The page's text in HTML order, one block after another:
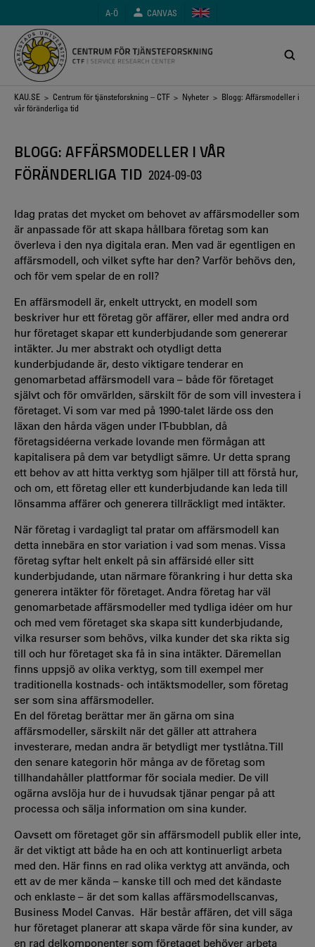
huvudinnehåll
A-Ö CANVAS
Länkstig
KAU.SE > Centrum för tjänsteforskning – CTF > Nyheter > Blogg: Affärsmodeller i
vår föränderliga tid
BLOGG: AFFÄRSMODELLER I VÅR
FÖRÄNDERLIGA TID 2024-09-03
Idag pratas det mycket om behovet av affärsmodeller som
är anpassade för att skapa hållbara företag som kan
överleva i den nya digitala eran. Men vad är egentligen en
affärsmodell, och vilket syfte har den? Varför behövs den,
och för vem spelar de en roll?
En affärsmodell är, enkelt uttryckt, en modell som
beskriver hur ett företag gör affärer, eller med andra ord
hur företaget skapar ett kunderbjudande som genererar
intäkter. Ju mer abstrakt och otydligt detta
kunderbjudande är, desto viktigare tenderar en
genomarbetad affärsmodell vara – både för företaget
självt och för omvärlden, särskilt för de som vill investera i
företaget. Vi som var med på 1990-talet lärde oss den
läxan den hårda vägen under IT-bubblan, då
företagsidéerna verkade lovande men förmågan att
kapitalisera på dem var betydligt sämre. Ur detta sprang
ett behov av att hitta verktyg som hjälper till att förstå hur,
och om, ett företag eller ett kunderbjudande kan leda till
lönsamma affärer och generera tillräckligt med intäkter.
När företag i vardagligt tal pratar om affärsmodell kan
detta innebära en stor variation i vad som menas. Vissa
företag syftar helt enkelt på sin affärsidé eller sitt
kunderbjudande, utan närmare förankring i hur detta ska
generera intäkter för företaget. Andra företag har väl
genomarbetade affärsmodeller med tydliga idéer om hur
och med vem företaget ska skapa sitt kunderbjudande,
vilka resurser som behövs, vilka kunder det ska rikta sig
till och hur företaget ska få in sina intäkter. Däremellan
finns uppsjö av olika verktyg, som till exempel mer
traditionella kostnads- och intäktsmodeller, som företag
ser som sina affärsmodeller.
En del företag berättar mer än gärna om sina
affärsmodeller, särskilt när det gäller att attrahera
investerare, medan andra är betydligt mer tystlåtna. Till
den senare kategorin hör många av de företag som
tillhandahåller plattformar för sociala medier. De vill
ogärna avslöja hur de i huvudsak tjänar pengar på att
processa och sälja information om sina kunder.
Oavsett om företaget gör sin affärsmodell publik eller inte,
är det viktigt att både ha en och att kontinuerligt arbeta
med den. Här finns en rad olika verktyg att använda, och
ett av de mer kända – kanske till och med det kändaste
och enklaste – är det som kallas affärsmodellscanvas,
Business Model Canvas. Här består affären, det vill säga
hur företaget planerar att skapa värde för sina kunder, av
en rad delkomponenter som företaget behöver arbeta